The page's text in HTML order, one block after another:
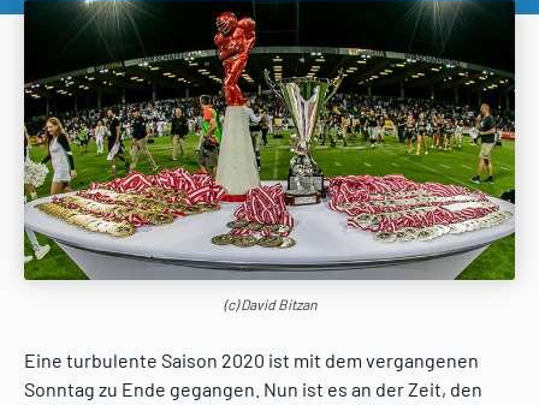
(c) David Bitzan
Eine turbulente Saison 2020 ist mit dem vergangenen
Sonntag zu Ende gegangen. Nun ist es an der Zeit, den